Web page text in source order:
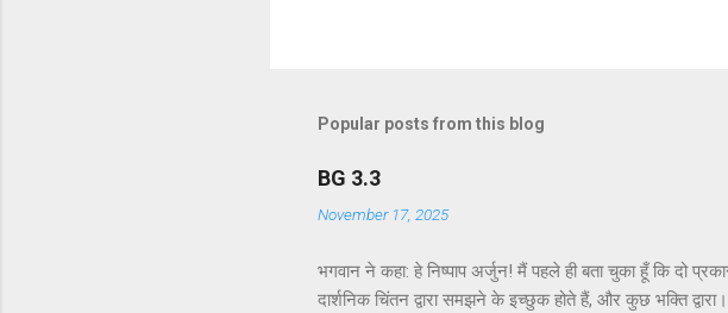
Popular posts from this blog
BG 3.3
November 17, 2025
भगवान ने कहा: हे निष्पाप अर्जुन! मैं पहले ही बता चुका हूँ कि दो
दार्शनिक चिंतन द्वारा समझने के इच्छुक होते हैं, और कुछ भक्ति